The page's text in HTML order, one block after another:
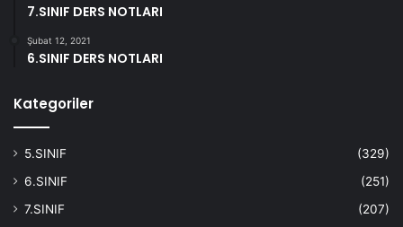
7.SINIF DERS NOTLARI
Şubat 12, 2021
6.SINIF DERS NOTLARI
Kategoriler
5.SINIF
(329)
6.SINIF
(251)
7.SINIF
(207)